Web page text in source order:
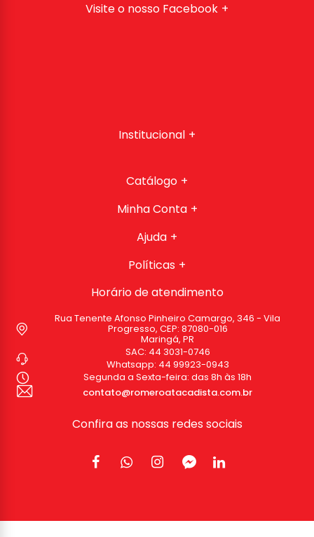
Visite o nosso Facebook
Institucional
Catálogo
Minha Conta
Ajuda
Políticas
Horário de atendimento
Rua Tenente Afonso Pinheiro Camargo, 346 - Vila
Progresso, CEP: 87080-016
Maringá, PR
SAC: 44 3031-0746
Whatsapp: 44 99923-0943
Segunda a Sexta-feira: das 8h às 18h
contato@romeroatacadista.com.br
Confira as nossas redes sociais